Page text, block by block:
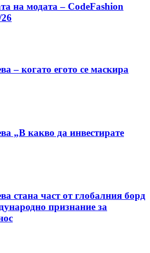
на модата – CodeFashion
– когато егото се маскира
„В какво да инвестирате
стана част от глобалния борд
признание за